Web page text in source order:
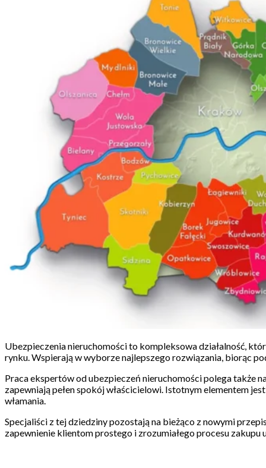
Ubezpieczenia nieruchomości to kompleksowa działalność,
rynku. Wspierają w wyborze najlepszego rozwiązania, biorąc
Praca ekspertów od ubezpieczeń nieruchomości polega także
zapewniają pełen spokój właścicielowi. Istotnym elementem
włamania.
Specjaliści z tej dziedziny pozostają na bieżąco z nowymi
zapewnienie klientom prostego i zrozumiałego procesu